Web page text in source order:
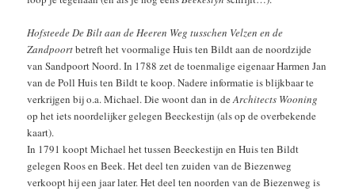
Hofsteede De Bilt aan de Heeren Weg tusschen Velzen en de
Zandpoortbetreft het voormalige Huis ten Bildt aan de noordzijde
van Sandpoort Noord. In 1788 zet de toenmalige eigenaar Harmen Jan
van de Poll Huis ten Bildt te koop. Nadere informatie is blijkbaar te
verkrijgen bij o.a. Michael. Die woont dan in deArchitects Wooning
op het iets noordelijker gelegen Beeckestijn (als op de overbekende
kaart).
In 1791 koopt Michael het tussen Beeckestijn en Huis ten Bildt
gelegen Roos en Beek. Het deel ten zuiden van de Biezenweg
verkoopt hij een jaar later. Het deel ten noorden van de Biezenweg is